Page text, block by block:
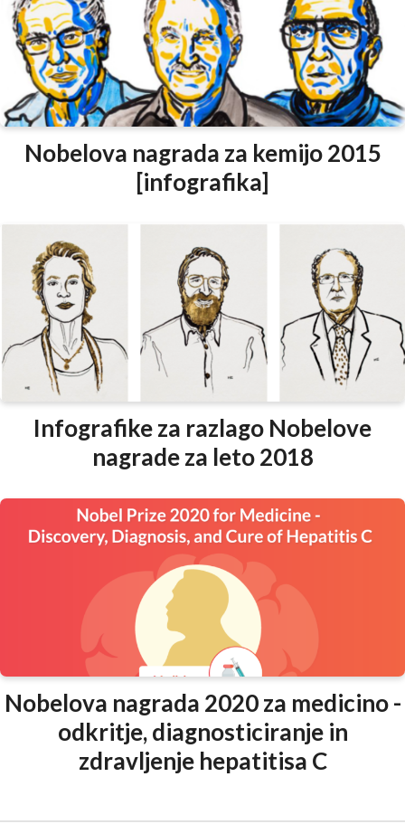
Nobelova nagrada za kemijo 2015
[infografika]
Infografike za razlago Nobelove
nagrade za leto 2018
Nobelova nagrada 2020 za medicino -
odkritje, diagnosticiranje in
zdravljenje hepatitisa C